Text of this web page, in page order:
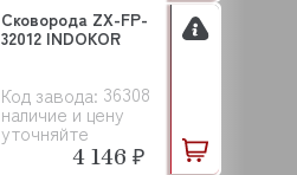
Код завода: 36308
наличие и цену
уточняйте
Сковорода ZX-FP-
32012 INDOKOR
4 146 ₽